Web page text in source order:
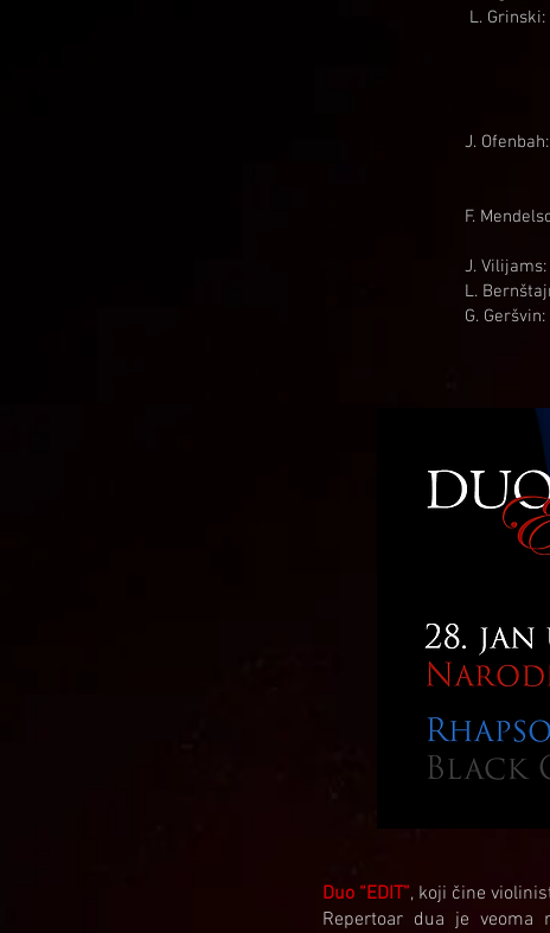
L.
J.
F.
J.
L.
G.
Duo “EDIT”, koji čine
Repertoar dua je veoma